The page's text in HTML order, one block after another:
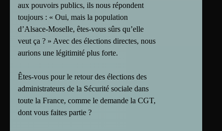
aux pouvoirs publics, ils nous répondent
toujours : « Oui, mais la population
d’Alsace-Moselle, êtes-vous sûrs qu’elle
veut ça ? » Avec des élections directes, nous
aurions une légitimité plus forte.
Êtes-vous pour le retour des élections des
administrateurs de la Sécurité sociale dans
toute la France, comme le demande la CGT,
dont vous faites partie ?